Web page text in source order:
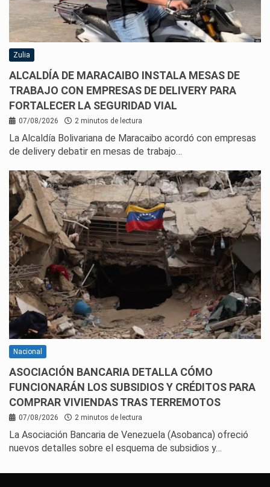
Zulia
ALCALDÍA DE MARACAIBO INSTALA MESAS DE
TRABAJO CON EMPRESAS DE DELIVERY PARA
FORTALECER LA SEGURIDAD VIAL
07/08/2026 2 minutos de lectura
La Alcaldía Bolivariana de Maracaibo acordó con empresas
de delivery debatir en mesas de trabajo…
Nacional
ASOCIACIÓN BANCARIA DETALLA CÓMO
FUNCIONARÁN LOS SUBSIDIOS Y CRÉDITOS PARA
COMPRAR VIVIENDAS TRAS TERREMOTOS
07/08/2026 2 minutos de lectura
La Asociación Bancaria de Venezuela (Asobanca) ofreció
nuevos detalles sobre el esquema de subsidios y…